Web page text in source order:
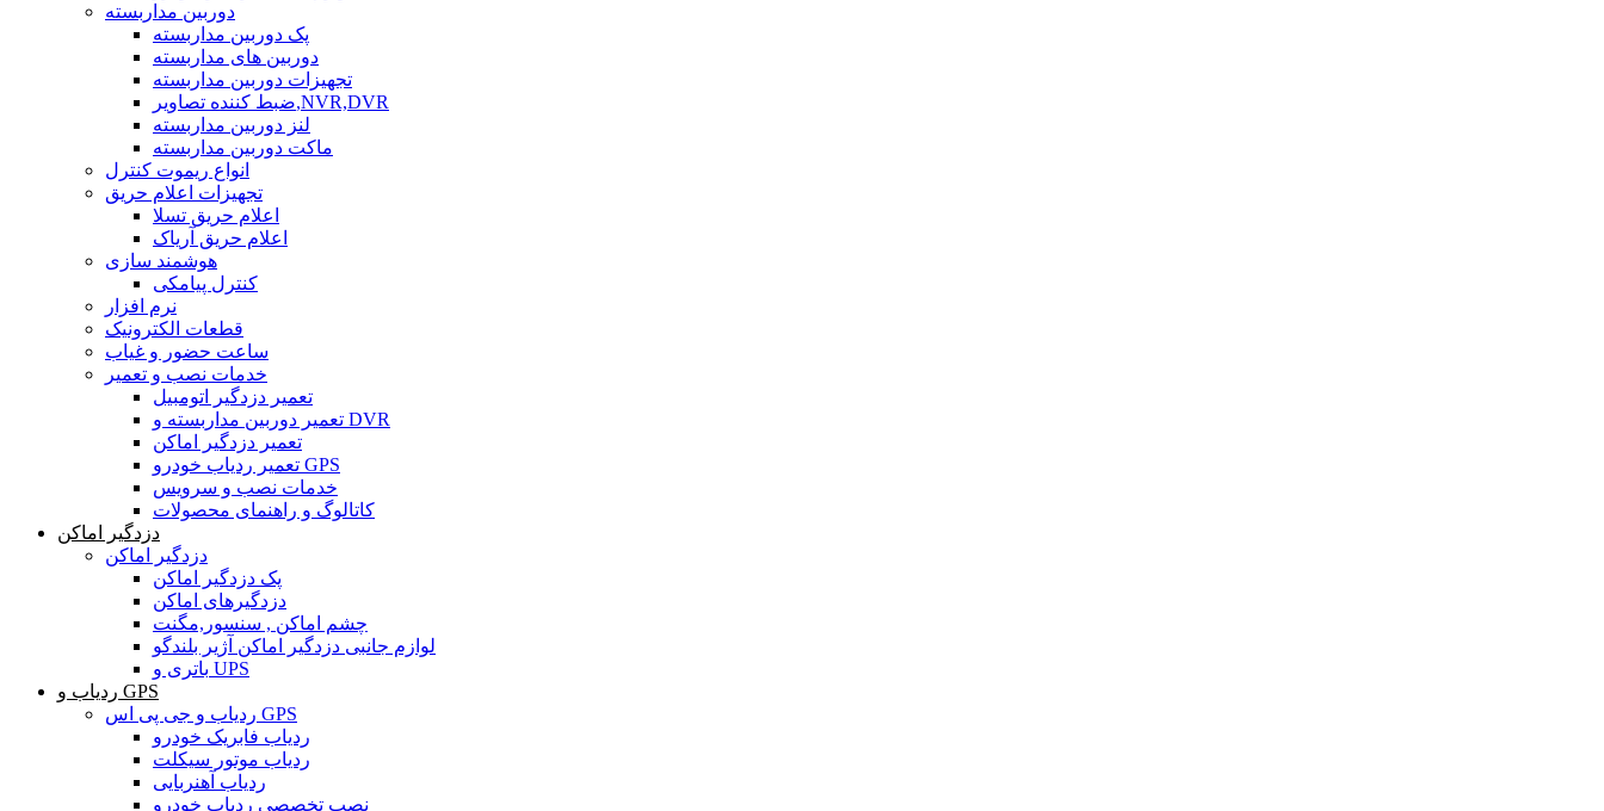
دوربین مداربسته
پک دوربین مداربسته
دوربین های مداربسته
تجهیزات دوربین مداربسته
ضبط کننده تصاویر,NVR,DVR
لنز دوربین مداربسته
ماکت دوربین مداربسته
انواع ریموت کنترل
تجهیزات اعلام حریق
اعلام حریق تسلا
اعلام حریق آریاک
هوشمند سازی
کنترل پیامکی
نرم افزار
قطعات الکترونیک
ساعت حضور و غیاب
خدمات نصب و تعمیر
تعمیر دزدگیر اتومبیل
تعمیر دوربین مداربسته و DVR
تعمیر دزدگیر اماکن
تعمیر ردیاب خودرو GPS
خدمات نصب و سرویس
کاتالوگ و راهنمای محصولات
دزدگیر اماکن
دزدگیر اماکن
پک دزدگیر اماکن
دزدگیرهای اماکن
چشم اماکن , سنسور,مگنت
لوازم جانبی دزدگیر اماکن آژیر بلندگو
باتری و UPS
ردیاب و GPS
ردیاب و جی پی اس GPS
ردیاب فابریک خودرو
ردیاب موتور سیکلت
ردیاب آهنربایی
نصب تخصصی ردیاب خودرو